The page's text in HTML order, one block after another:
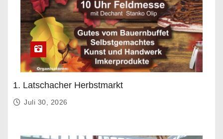
1. Latschacher Herbstmarkt
Juli 30, 2026